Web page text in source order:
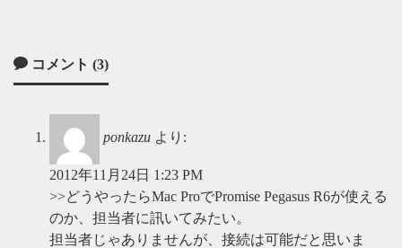
コメント (3)
ponkazu より:
2012年11月24日 1:23 PM
>>どうやったらMac ProでPromise Pegasus R6が使える
のか、担当者に訊いてみたい。
担当者じゃありませんが、接続は可能だと思いま